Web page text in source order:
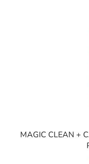
MAGIC CLEAN +